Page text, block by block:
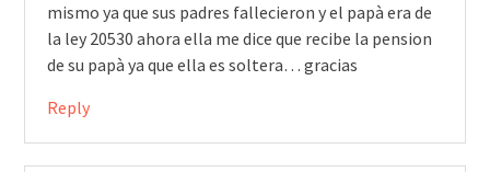
mismo ya que sus padres fallecieron y el papà era de
la ley 20530 ahora ella me dice que recibe la pension
de su papà ya que ella es soltera… gracias
Reply